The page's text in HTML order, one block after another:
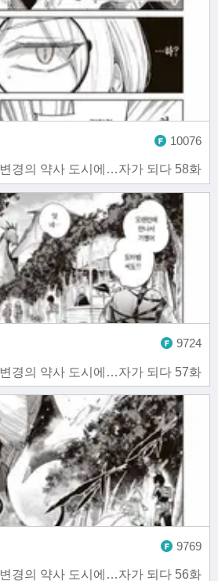
변경의 약사 도시에…자가 되다 58화
10076
변경의 약사 도시에…자가 되다 57화
9724
변경의 약사 도시에…자가 되다 56화
9769